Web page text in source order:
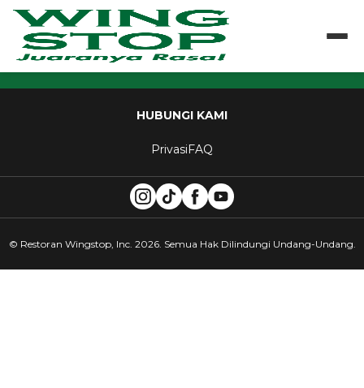
HUBUNGI KAMI
PrivasiFAQ
© Restoran Wingstop, Inc. 2026. Semua Hak Dilindungi Undang-Undang.